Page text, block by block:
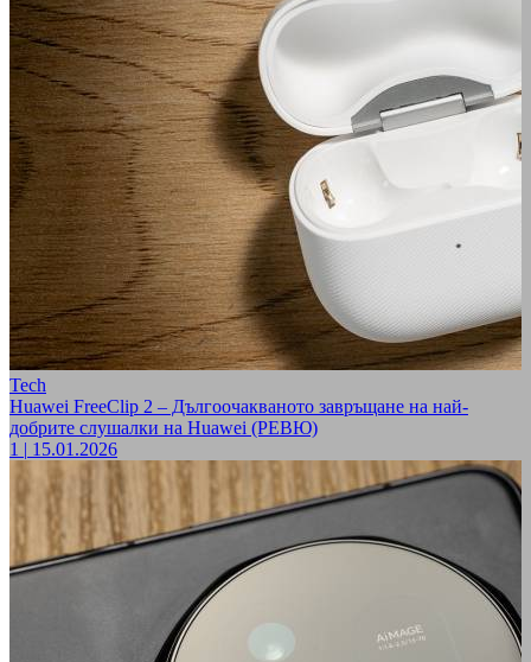
Tech
Huawei FreeClip 2 – Дългоочакваното завръщане на най-
добрите слушалки на Huawei (РЕВЮ)
1 | 15.01.2026